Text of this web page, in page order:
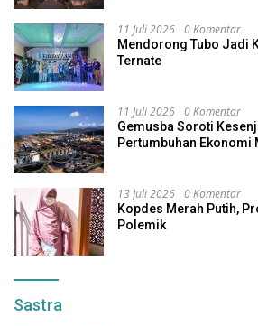
11 Juli 2026 0 Komentar
Mendorong Tubo Jadi
Ternate
11 Juli 2026 0 Komentar
Gemusba Soroti
Pertumbuhan Ekonomi
13 Juli 2026 0 Komentar
Kopdes Merah Putih,
Polemik
Sastra